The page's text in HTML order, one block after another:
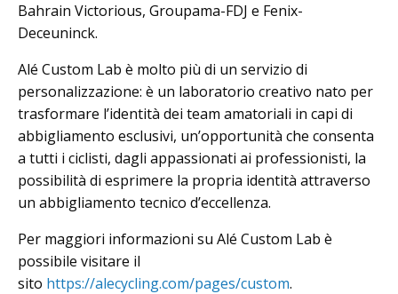
Bahrain Victorious, Groupama-FDJ e Fenix-
Deceuninck.
Alé Custom Lab è molto più di un servizio di
personalizzazione: è un laboratorio creativo nato per
trasformare l’identità dei team amatoriali in capi di
abbigliamento esclusivi, un’opportunità che consenta
a tutti i ciclisti, dagli appassionati ai professionisti, la
possibilità di esprimere la propria identità attraverso
un abbigliamento tecnico d’eccellenza.
Per maggiori informazioni su Alé Custom Lab è
possibile visitare il
sito https://alecycling.com/pages/custom.